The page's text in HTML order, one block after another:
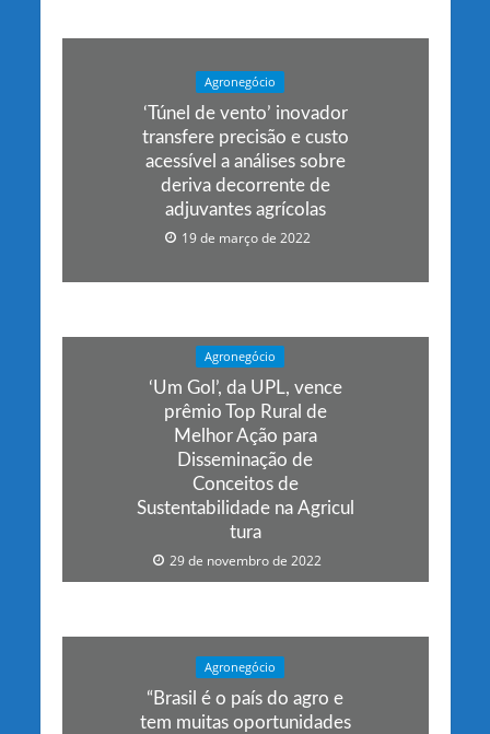
Agronegócio
‘Túnel de vento’ inovador
transfere precisão e custo
acessível a análises sobre
deriva decorrente de
adjuvantes agrícolas
19 de março de 2022
Agronegócio
‘Um Gol’, da UPL, vence
prêmio Top Rural de
Melhor Ação para
Disseminação de
Conceitos de
Sustentabilidade na Agricul
tura
29 de novembro de 2022
Agronegócio
“Brasil é o país do agro e
tem muitas oportunidades